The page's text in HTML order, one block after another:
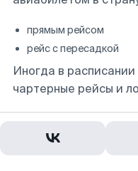
прямым рейсом
рейс с пересадкой
Иногда в расписании
чартерные рейсы и